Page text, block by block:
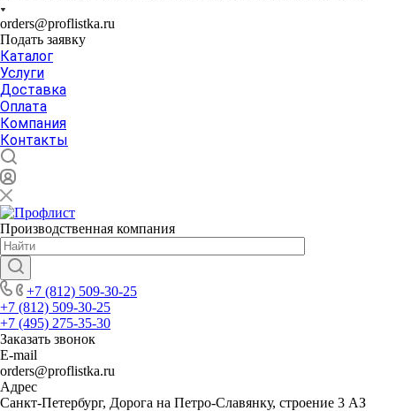
orders@proflistka.ru
Подать заявку
Каталог
Услуги
Доставка
Оплата
Компания
Контакты
Производственная компания
+7 (812) 509-30-25
+7 (812) 509-30-25
+7 (495) 275-35-30
Заказать звонок
E-mail
orders@proflistka.ru
Адрес
Санкт-Петербург, Дорога на Петро-Славянку, строение 3 АЗ